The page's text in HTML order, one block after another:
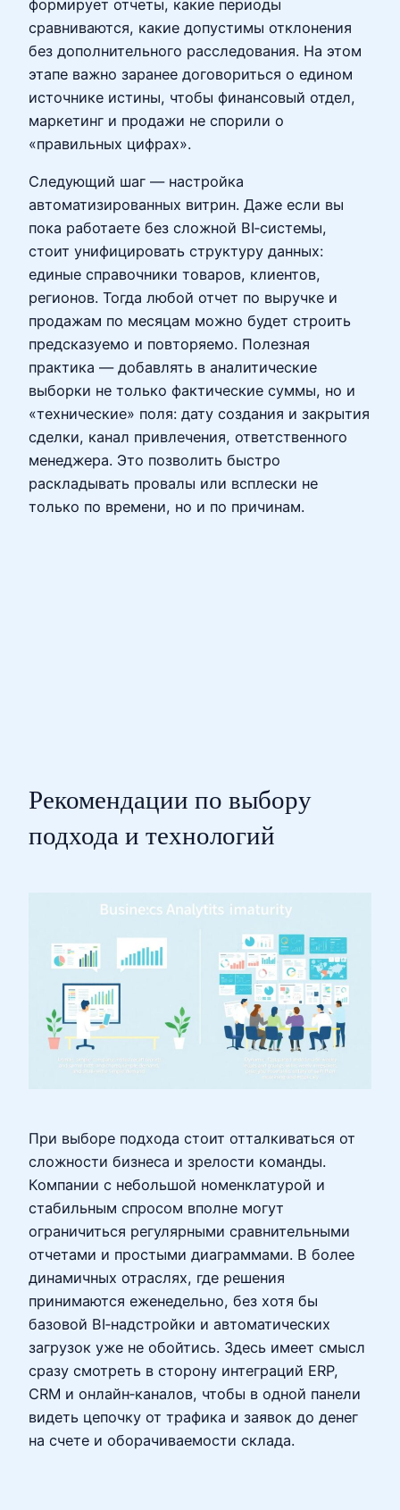
формирует отчеты, какие периоды
сравниваются, какие допустимы отклонения
без дополнительного расследования. На этом
этапе важно заранее договориться о едином
источнике истины, чтобы финансовый отдел,
маркетинг и продажи не спорили о
«правильных цифрах».
Следующий шаг — настройка
автоматизированных витрин. Даже если вы
пока работаете без сложной BI‑системы,
стоит унифицировать структуру данных:
единые справочники товаров, клиентов,
регионов. Тогда любой отчет по выручке и
продажам по месяцам можно будет строить
предсказуемо и повторяемо. Полезная
практика — добавлять в аналитические
выборки не только фактические суммы, но и
«технические» поля: дату создания и закрытия
сделки, канал привлечения, ответственного
менеджера. Это позволить быстро
раскладывать провалы или всплески не
только по времени, но и по причинам.
Рекомендации по выбору
подхода и технологий
При выборе подхода стоит отталкиваться от
сложности бизнеса и зрелости команды.
Компании с небольшой номенклатурой и
стабильным спросом вполне могут
ограничиться регулярными сравнительными
отчетами и простыми диаграммами. В более
динамичных отраслях, где решения
принимаются еженедельно, без хотя бы
базовой BI‑надстройки и автоматических
загрузок уже не обойтись. Здесь имеет смысл
сразу смотреть в сторону интеграций ERP,
CRM и онлайн‑каналов, чтобы в одной панели
видеть цепочку от трафика и заявок до денег
на счете и оборачиваемости склада.